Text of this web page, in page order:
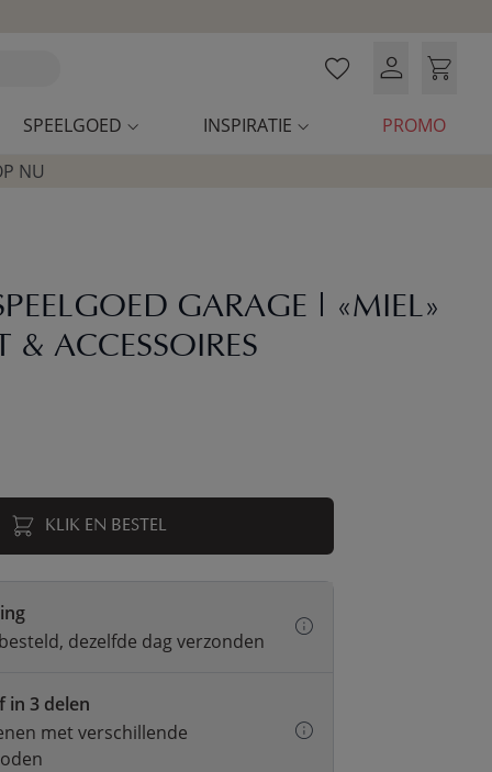
SPEELGOED INSPIRATIE
PROMO
NU
GARAGE | «MIEL»
& ACCESSOIRES
KLIK EN BESTEL
dezelfde dag verzonden
in 3 delen
met verschillende